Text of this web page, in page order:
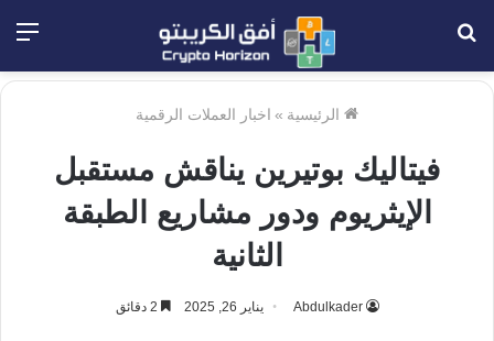
الرئيسية » اخبار العملات الرقمية
فيتاليك بوتيرين يناقش مستقبل
الإيثريوم ودور مشاريع الطبقة
الثانية
Abdulkader يناير 26, 2025